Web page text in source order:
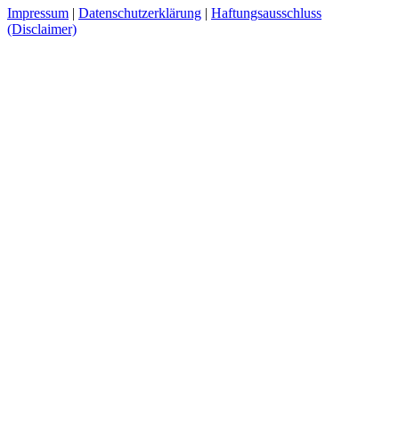
Impressum | Datenschutzerklärung | Haftungsausschluss
(Disclaimer)